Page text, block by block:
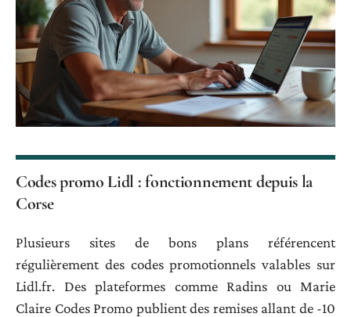
Codes promo Lidl : fonctionnement depuis la
Corse
Plusieurs sites de bons plans référencent
régulièrement des codes promotionnels valables sur
Lidl.fr. Des plateformes comme Radins ou Marie
Claire Codes Promo publient des remises allant de -10